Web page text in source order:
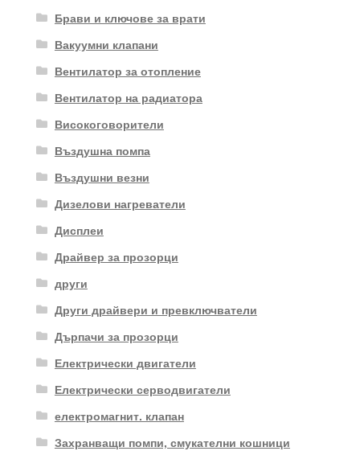
Брави и ключове за врати
Вакуумни клапани
Вентилатор за отопление
Вентилатор на радиатора
Високоговорители
Въздушна помпа
Въздушни везни
Дизелови нагреватели
Дисплеи
Драйвер за прозорци
други
Други драйвери и превключватели
Дърпачи за прозорци
Електрически двигатели
Електрически серводвигатели
електромагнит. клапан
Захранващи помпи, смукателни кошници